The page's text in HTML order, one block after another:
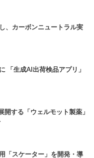
、カーボンニュートラル実
「生成AI出荷検品アプリ」
開する「ウェルモット製薬」
「スケーター」を開発・導